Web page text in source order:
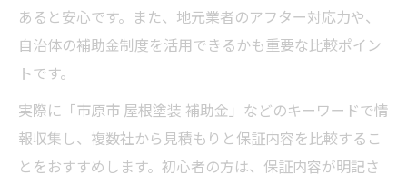
あると安心です。また、地元業者のアフター対応力や、
自治体の補助金制度を活用できるかも重要な比較ポイン
トです。
実際に「市原市 屋根塗装 補助金」などのキーワードで情
報収集し、複数社から見積もりと保証内容を比較するこ
とをおすすめします。初心者の方は、保証内容が明記さ